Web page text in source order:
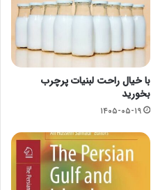
با خیال راحت لبنیات پرچرب
بخورید
۱۴۰۵-۰۵-۱۹